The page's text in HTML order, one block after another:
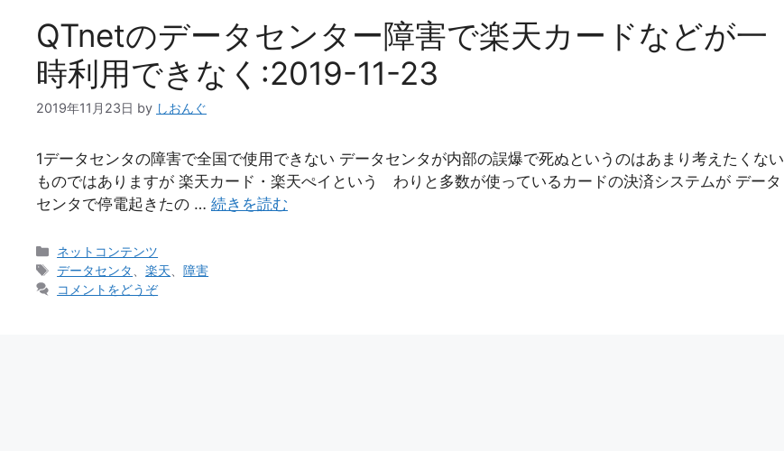
QTnetのデータセンター障害で楽天カードなどが一
時利用できなく:2019-11-23
2019年11月23日 by しおんぐ
1データセンタの障害で全国で使用できない データセンタが内部の誤爆で死ぬというのはあまり考えたくない
ものではありますが 楽天カード・楽天ぺイという わりと多数が使っているカードの決済システムが データ
センタで停電起きたの … 続きを読む
カ
テ
ゴ
ネットコンテンツ
タ
グ
データセンタ 、楽天 、障害
コメントをどうぞ